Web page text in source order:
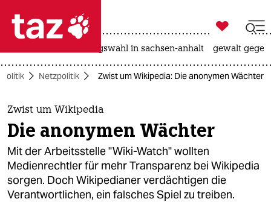
 taz zahl ich
taz zahl ich
themen
politik
öko
gesellschaft

taz zahl ich
landtagswahl in sachsen-anhalt gewalt
Politik Netzpolitik Zwist um Wikipedia: Die anonymen Wächter
Zwist um Wikipedia
Die anonymen Wächter
Mit der Arbeitsstelle "Wiki-Watch" wollten
Medienrechtler für mehr Transparenz bei Wikipedia
sorgen. Doch Wikipedianer verdächtigen die
Verantwortlichen, ein falsches Spiel zu treiben.